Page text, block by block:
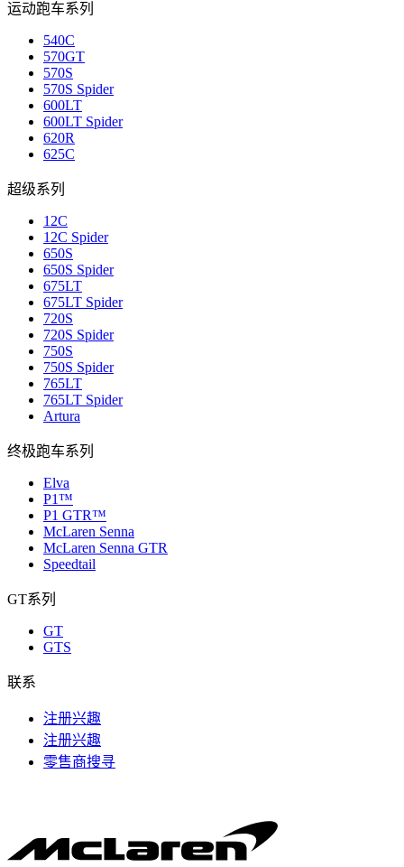
运动跑车系列
540C
570GT
570S
570S Spider
600LT
600LT Spider
620R
625C
超级系列
12C
12C Spider
650S
650S Spider
675LT
675LT Spider
720S
720S Spider
750S
750S Spider
765LT
765LT Spider
Artura
终极跑车系列
Elva
P1™
P1 GTR™
McLaren Senna
McLaren Senna GTR
Speedtail
GT系列
GT
GTS
联系
注册兴趣
注册兴趣
零售商搜寻